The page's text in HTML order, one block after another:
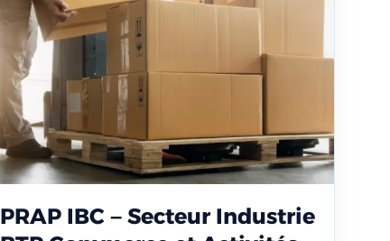
PRAP IBC – Secteur Industrie